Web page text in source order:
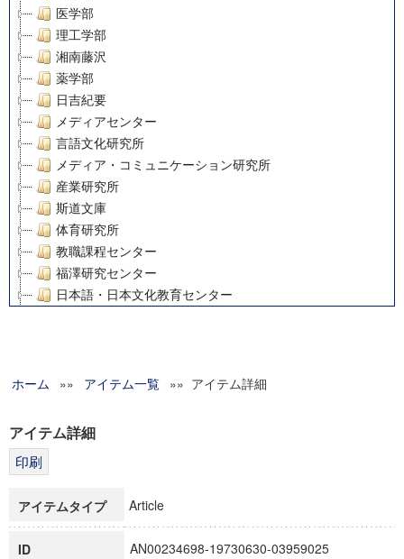
医学部
理工学部
湘南藤沢
薬学部
日吉紀要
メディアセンター
言語文化研究所
メディア・コミュニケーション研究所
産業研究所
斯道文庫
体育研究所
教職課程センター
福澤研究センター
日本語・日本文化教育センター
グローバルリサーチインスティテュート
科学研究費補助金研究成果報告書
博士課程教育リーディングプログラム「超成熟社会発展のサ
ホーム »» アイテム一覧 »» アイテム詳細
アイテム詳細
アイテムタイプ Article
ID AN00234698-19730630-03959025